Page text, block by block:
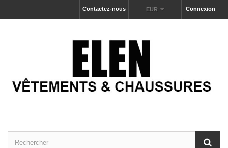
Connexion
EUR
Contactez-nous